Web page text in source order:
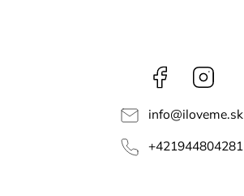
Facebook
info@iloveme.sk
+421944804281